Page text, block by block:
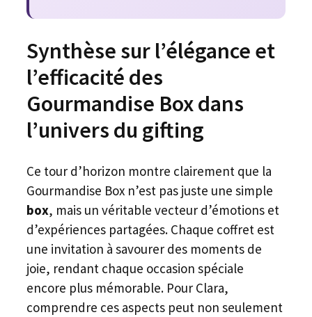
Synthèse sur l’élégance et
l’efficacité des
Gourmandise Box dans
l’univers du gifting
Ce tour d’horizon montre clairement que la
Gourmandise Box n’est pas juste une simple
box, mais un véritable vecteur d’émotions et
d’expériences partagées. Chaque coffret est
une invitation à savourer des moments de
joie, rendant chaque occasion spéciale
encore plus mémorable. Pour Clara,
comprendre ces aspects peut non seulement